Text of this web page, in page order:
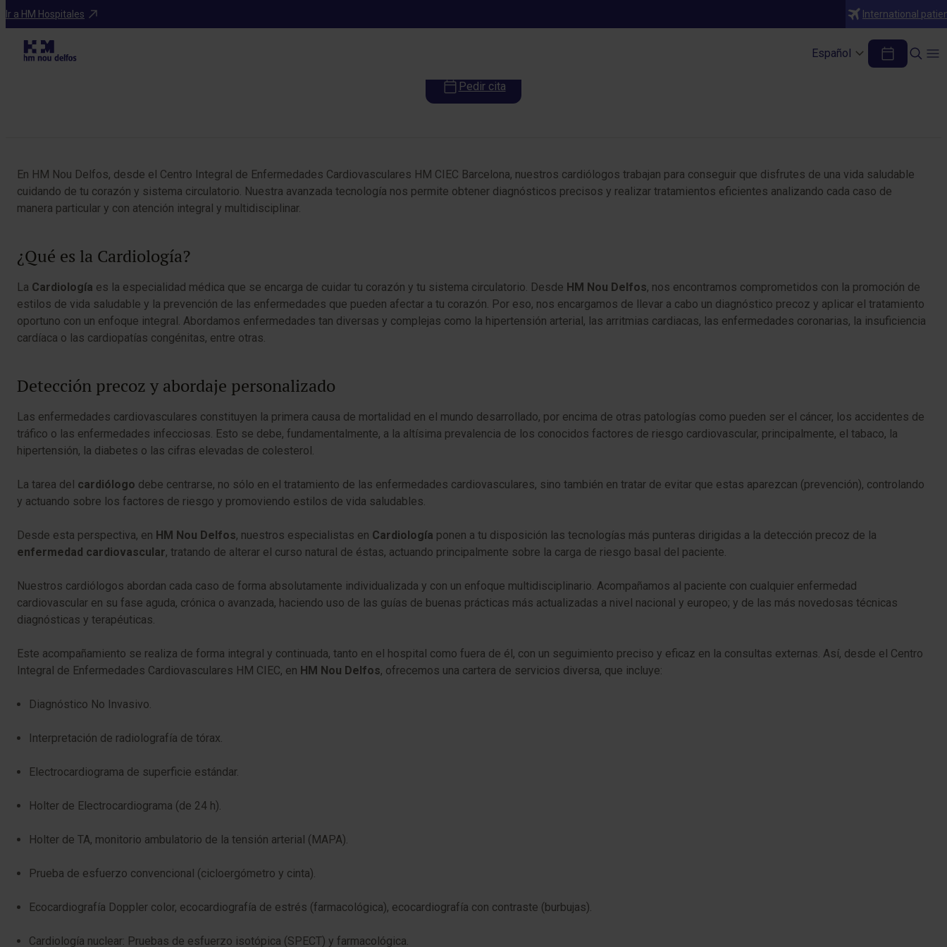
Ir a HM Hospitales International
Español
Especialidades
Cardiología
Pedir cita
En HM Nou Delfos, desde el Centro Integral de Enfermedades Cardiovasculares HM CIEC Barcelona, nuestros cardiólogos trabajan para conseguir que disfrutes de una vida saludable
cuidando de tu corazón y sistema circulatorio. Nuestra avanzada tecnología nos permite obtener diagnósticos precisos y realizar tratamientos eficientes analizando cada caso de
manera particular y con atención integral y multidisciplinar.
¿Qué es la Cardiología?
La Cardiología es la especialidad médica que se encarga de cuidar tu corazón y tu sistema circulatorio. Desde HM Nou Delfos, nos encontramos comprometidos con la promoción de
estilos de vida saludable y la prevención de las enfermedades que pueden afectar a tu corazón. Por eso, nos encargamos de llevar a cabo un diagnóstico precoz y aplicar el tratamiento
oportuno con un enfoque integral. Abordamos enfermedades tan diversas y complejas como la hipertensión arterial, las arritmias cardiacas, las enfermedades coronarias, la insuficiencia
cardíaca o las cardiopatías congénitas, entre otras.
Detección precoz y abordaje personalizado
Las enfermedades cardiovasculares constituyen la primera causa de mortalidad en el mundo desarrollado, por encima de otras patologías como pueden ser el cáncer, los accidentes de
tráfico o las enfermedades infecciosas. Esto se debe, fundamentalmente, a la altísima prevalencia de los conocidos factores de riesgo cardiovascular, principalmente, el tabaco, la
hipertensión, la diabetes o las cifras elevadas de colesterol.
La tarea del cardiólogo debe centrarse, no sólo en el tratamiento de las enfermedades cardiovasculares, sino también en tratar de evitar que estas aparezcan (prevención), controlando
y actuando sobre los factores de riesgo y promoviendo estilos de vida saludables.
Desde esta perspectiva, en HM Nou Delfos, nuestros especialistas en Cardiología ponen a tu disposición las tecnologías más punteras dirigidas a la detección precoz de la
enfermedad cardiovascular, tratando de alterar el curso natural de éstas, actuando principalmente sobre la carga de riesgo basal del paciente.
Nuestros cardiólogos abordan cada caso de forma absolutamente individualizada y con un enfoque multidisciplinario. Acompañamos al paciente con cualquier enfermedad
cardiovascular en su fase aguda, crónica o avanzada, haciendo uso de las guías de buenas prácticas más actualizadas a nivel nacional y europeo; y de las más novedosas técnicas
diagnósticas y terapéuticas.
Este acompañamiento se realiza de forma integral y continuada, tanto en el hospital como fuera de él, con un seguimiento preciso y eficaz en la consultas externas. Así, desde el Centro
Integral de Enfermedades Cardiovasculares HM CIEC, en HM Nou Delfos, ofrecemos una cartera de servicios diversa, que incluye:
Diagnóstico No Invasivo.
Interpretación de radiolografía de tórax.
Electrocardiograma de superficie estándar.
Holter de Electrocardiograma (de 24 h).
Holter de TA, monitorio ambulatorio de la tensión arterial (MAPA).
Prueba de esfuerzo convencional (cicloergómetro y cinta).
Ecocardiografía Doppler color, ecocardiografía de estrés (farmacológica), ecocardiografía con contraste (burbujas).
Cardiología nuclear: Pruebas de esfuerzo isotópica (SPECT) y farmacológica.